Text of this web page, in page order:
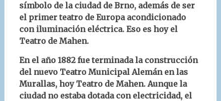
símbolo de la ciudad de Brno, además de ser
el primer teatro de Europa acondicionado
con iluminación eléctrica. Eso es hoy el
Teatro de Mahen.
En el año 1882 fue terminada la construcción
del nuevo Teatro Municipal Alemán en las
Murallas, hoy Teatro de Mahen. Aunque la
ciudad no estaba dotada con electricidad, el